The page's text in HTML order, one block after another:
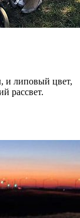
и липовый цвет,
рассвет.